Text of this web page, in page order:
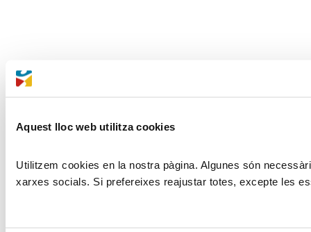
Aquest lloc web utilitza cookies
Utilitzem cookies en la nostra pàgina. Algunes són
xarxes socials. Si prefereixes reajustar totes, excepte les